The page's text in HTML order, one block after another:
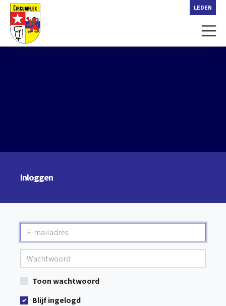
LEDEN
Inloggen
Toon wachtwoord
Blijf ingelogd